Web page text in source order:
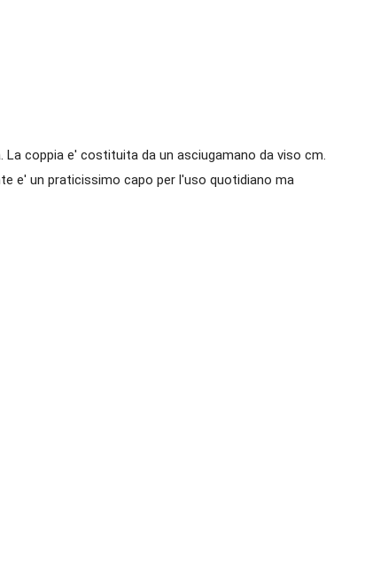
La coppia e' costituita da un asciugamano da viso cm.
e' un praticissimo capo per l'uso quotidiano ma